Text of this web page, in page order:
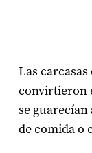
Las
convirtieron
se
de comida o